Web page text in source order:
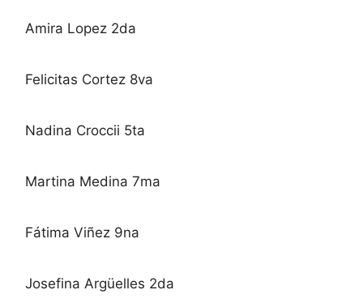
Amira Lopez 2da
Felicitas Cortez 8va
Nadina Croccii 5ta
Martina Medina 7ma
Fátima Viñez 9na
Josefina Argüelles 2da